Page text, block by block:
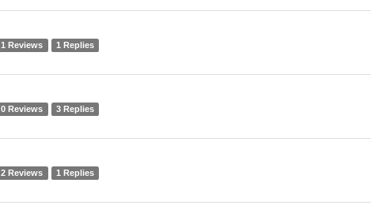
1 Reviews 1 Replies
0 Reviews 3 Replies
2 Reviews 1 Replies